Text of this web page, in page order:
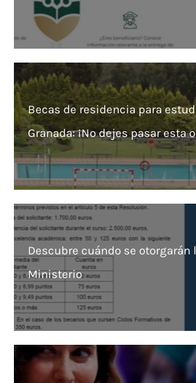
Becas de residencia para
Granada: ¡No dejes pasar esta
Descubre cuándo se otorgarán
Ministerio